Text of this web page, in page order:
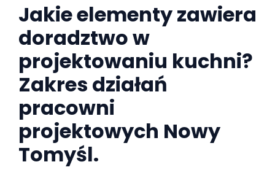
Jakie elementy zawiera
doradztwo w
projektowaniu kuchni?
Zakres działań
pracowni
projektowych Nowy
Tomyśl.